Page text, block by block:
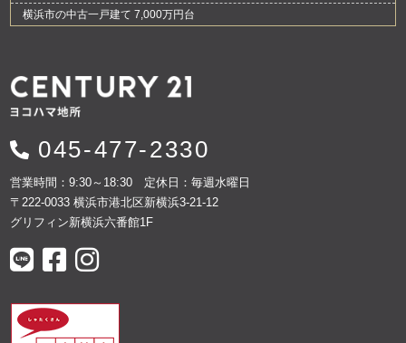
横浜市の中古一戸建て 7,000万円台
045-477-2330
営業時間：9:30～18:30 定休日：毎週水曜日
〒222-0033 横浜市港北区新横浜3-21-12
グリフィン新横浜六番館1F